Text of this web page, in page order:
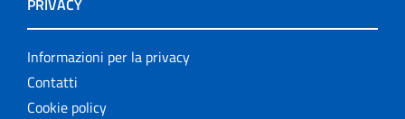
PRIVACY
Informazioni per la privacy
Contatti
Cookie policy